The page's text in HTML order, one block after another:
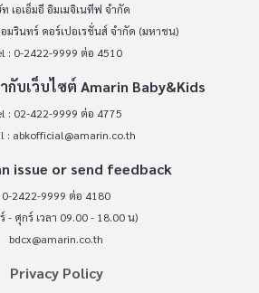
เอเอ็มอี อิมเมจิเนทีฟ จำกัด
มรินทร์ คอร์เปอเรชั่นส์ จำกัด (มหาชน)
: 0-2422-9999 ต่อ 4510
บเว็บไซต์ Amarin Baby&Kids
: 02-422-9999 ต่อ 4775
: abkofficial@amarin.co.th
issue or send feedback
0-2422-9999 ต่อ 4180
- ศุกร์ เวลา 09.00 - 18.00 น)
bdcx@amarin.co.th
Privacy Policy